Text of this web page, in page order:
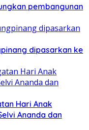
pembangunan
dipasarkan ke
Hari Anak
Ananda dan